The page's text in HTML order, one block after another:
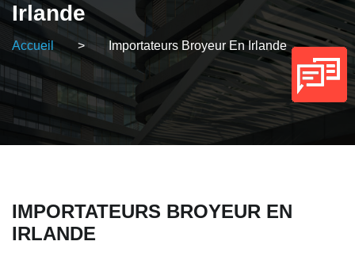
Irlande
Accueil > Importateurs Broyeur En Irlande
IMPORTATEURS BROYEUR EN
IRLANDE